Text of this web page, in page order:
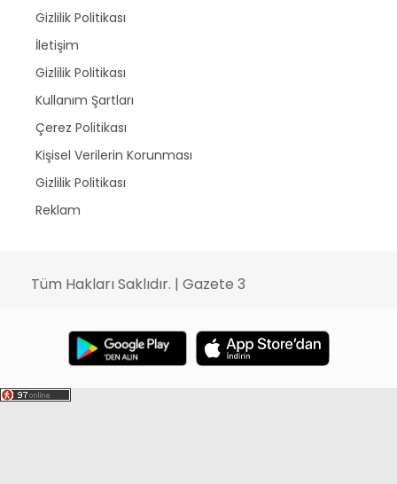
Gizlilik Politikası
İletişim
Gizlilik Politikası
Kullanım Şartları
Çerez Politikası
Kişisel Verilerin Korunması
Gizlilik Politikası
Reklam
Tüm Hakları Saklıdır. | Gazete 3